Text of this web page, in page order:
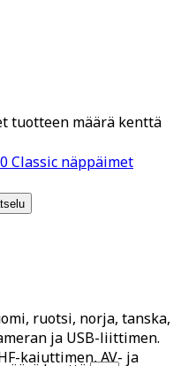
tuotteen määrä kenttä
Classic näppäimet
ruotsi, norja, tanska,
ja USB-liittimen.
kaiuttimen, AV- ja